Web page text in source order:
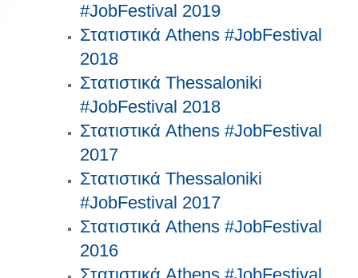
#JobFestival 2019
Στατιστικά Athens #JobFestival
2018
Στατιστικά Thessaloniki
#JobFestival 2018
Στατιστικά Athens #JobFestival
2017
Στατιστικά Thessaloniki
#JobFestival 2017
Στατιστικά Athens #JobFestival
2016